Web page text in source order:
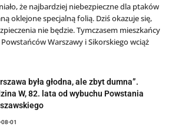
że najbardziej niebezpieczne dla ptaków
oklejone specjalną folią. Dziś okazuje się,
nie będzie. Tymczasem mieszkańcy
Warszawy i Sikorskiego wciąż
była głodna, ale zbyt dumna”.
W, 82. lata od wybuchu Powstania
01